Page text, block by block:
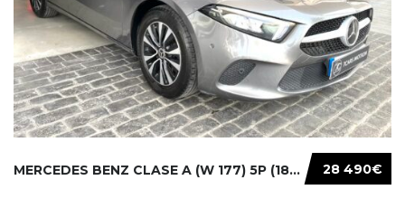
28 490€
MERCEDES BENZ CLASE A (W 177) 5P (18-) 2020....